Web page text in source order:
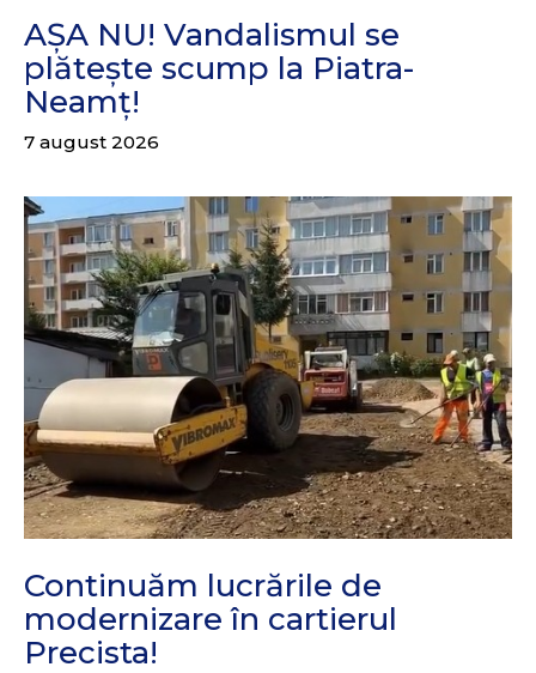
AȘA NU! Vandalismul se
plătește scump la Piatra-
Neamț!
7 august 2026
Continuăm lucrările de
modernizare în cartierul
Precista!